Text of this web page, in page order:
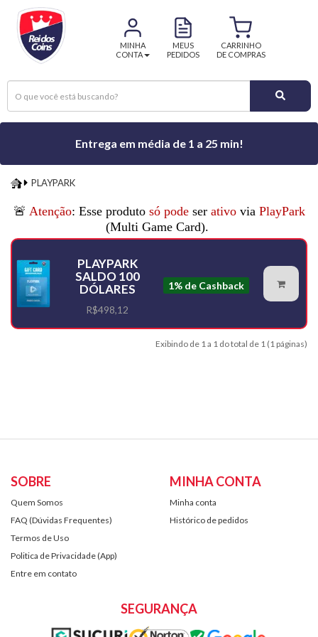
MINHA
CONTA
MEUS
PEDIDOS
CARRINHO
DE COMPRAS
Entrega em média de 1 a 25 min!
PLAYPARK
PLAYPARK
🚨 Atenção: Esse produto só podeser ativovia PlayPark
(Multi Game Card).
PLAYPARK
SALDO 100
DÓLARES
R$498,12
1% de Cashback
Exibindo de 1 a 1 do total de 1 (1 páginas)
SOBRE
Quem Somos
FAQ (Dúvidas Frequentes)
Termos de Uso
Politica de Privacidade (App)
Entre em contato
MINHA CONTA
Minha conta
Histórico de pedidos
SEGURANÇA